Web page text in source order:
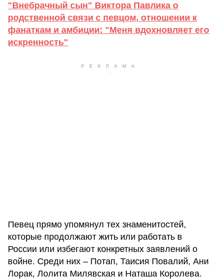
"Внебрачный сын" Виктора Павлика о
родственной связи с певцом, отношении к
фанаткам и амбиции: "Меня вдохновляет его
искренность"
Певец прямо упомянул тех знаменитостей,
которые продолжают жить или работать в
России или избегают конкретных заявлений о
войне. Среди них – Потап, Таисия Повалий, Ани
Лорак, Лолита Милявская и Наташа Королева.